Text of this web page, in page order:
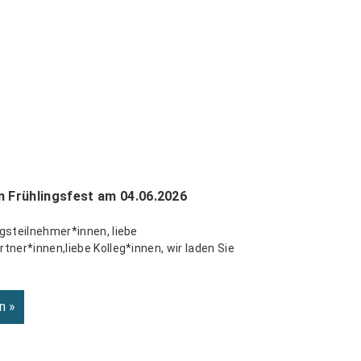
Frühlingsfest am 04.06.2026
liebe
Kolleg*innen, wir laden Sie
»